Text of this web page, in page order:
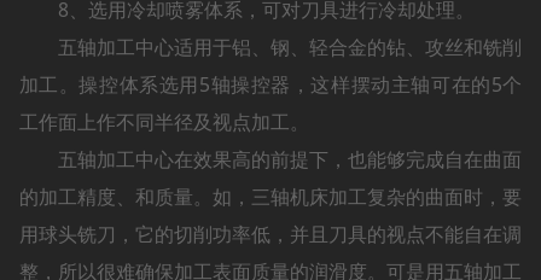
8、选用冷却喷雾体系，可对刀具进行冷却处理。
五轴加工中心适用于铝、钢、轻合金的钻、攻丝和铣削
加工。操控体系选用5轴操控器，这样摆动主轴可在的5个
工作面上作不同半径及视点加工。
五轴加工中心在效果高的前提下，也能够完成自在曲面
的加工精度、和质量。如，三轴机床加工复杂的曲面时，要
用球头铣刀，它的切削功率低，并且刀具的视点不能自在调
整，所以很难确保加工表面质量的润滑度。可是用五轴加工